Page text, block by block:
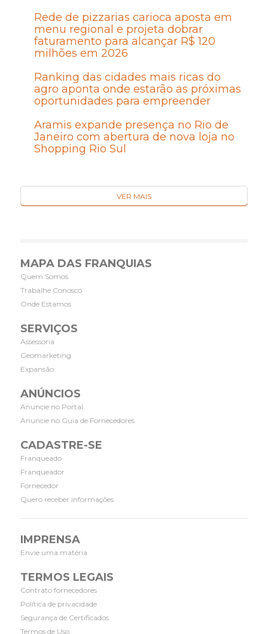
Rede de pizzarias carioca aposta em
menu regional e projeta dobrar
faturamento para alcançar R$ 120
milhões em 2026
Ranking das cidades mais ricas do
agro aponta onde estarão as próximas
oportunidades para empreender
Aramis expande presença no Rio de
Janeiro com abertura de nova loja no
Shopping Rio Sul
VER MAIS
MAPA DAS FRANQUIAS
Quem Somos
Trabalhe Conosco
Onde Estamos
SERVIÇOS
Assessoria
Geomarketing
Expansão
ANÚNCIOS
Anuncie no Portal
Anuncie no Guia de Fornecedores
CADASTRE-SE
Franqueado
Franqueador
Fornecedor
Quero receber informações
IMPRENSA
Envie uma matéria
TERMOS LEGAIS
Contrato fornecedores
Política de privacidade
Segurança de Certificados
Termos de Uso